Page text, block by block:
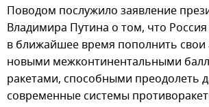
Поводом послужило заявление
Владимира Путина о том, что Россия
в ближайшее время пополнить свои
новыми межконтинентальными
ракетами, способными преодолеть
современные системы